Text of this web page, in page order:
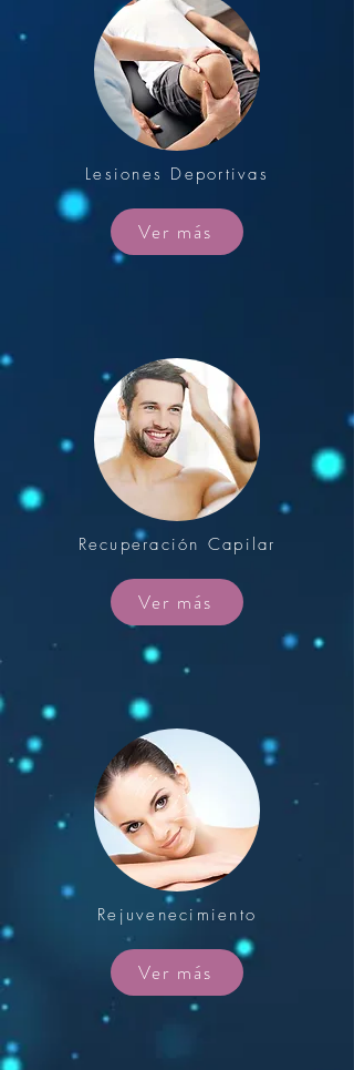
Lesiones Deportivas
Ver más
Recuperación Capilar
Ver más
Rejuvenecimiento
Ver más